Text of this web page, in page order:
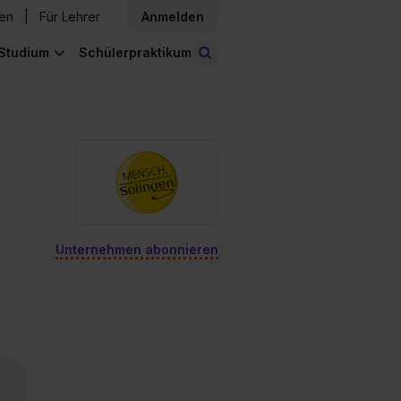
Für Lehrer Anmelden
Schülerpraktikum
Unternehmen abonnieren